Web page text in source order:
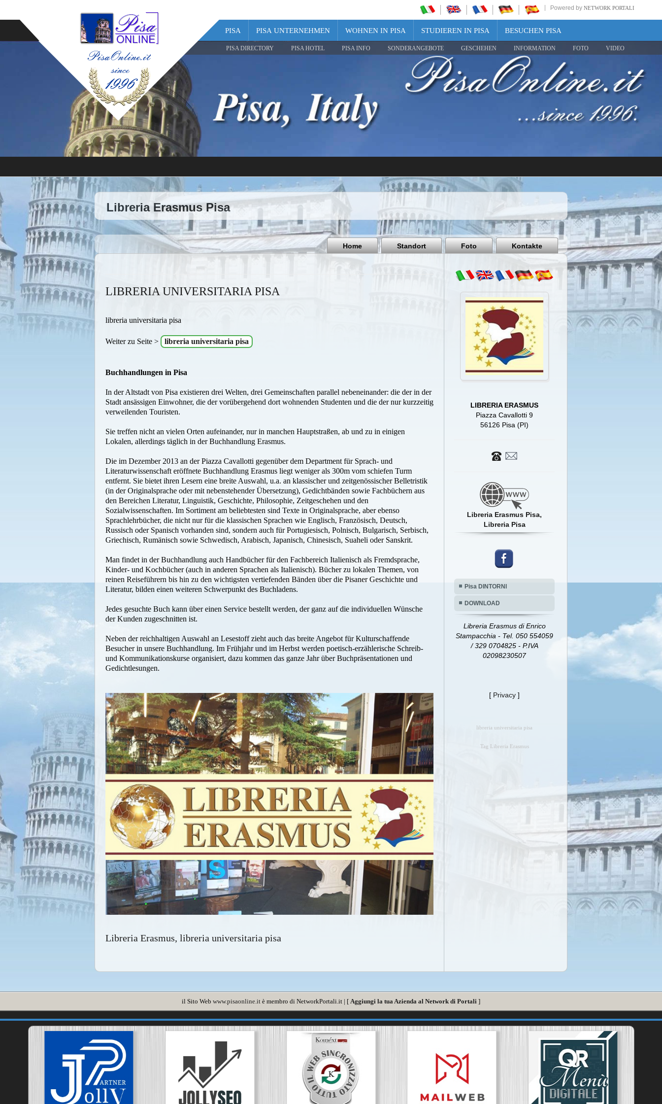
Powered by NETWORK PORTALI
PISA PISA UNTERNEHMEN WOHNEN IN PISA STUDIEREN IN PISA BESUCHEN PISA
PISA DIRECTORY PISA HOTEL PISA INFO SONDERANGEBOTE GESCHEHEN INFORMATION FOTO VIDEO
Share
Pisa
Italy
Libreria Erasmus Pisa
Home Standort Foto Kontakte
LIBRERIA UNIVERSITARIA PISA
libreria universitaria pisa
Weiter zu Seite > libreria universitaria pisa
Buchhandlungen in Pisa
In der Altstadt von Pisa existieren drei Welten, drei Gemeinschaften parallel nebeneinander: die der in der
Stadt ansässigen Einwohner, die der vorübergehend dort wohnenden Studenten und die der nur kurzzeitig
verweilenden Touristen.
Sie treffen nicht an vielen Orten aufeinander, nur in manchen Hauptstraßen, ab und zu in einigen
Lokalen, allerdings täglich in der Buchhandlung Erasmus.
Die im Dezember 2013 an der Piazza Cavallotti gegenüber dem Department für Sprach- und
Literaturwissenschaft eröffnete Buchhandlung Erasmus liegt weniger als 300m vom schiefen Turm
entfernt. Sie bietet ihren Lesern eine breite Auswahl, u.a. an klassischer und zeitgenössischer Belletristik
(in der Originalsprache oder mit nebenstehender Übersetzung), Gedichtbänden sowie Fachbüchern aus
den Bereichen Literatur, Linguistik, Geschichte, Philosophie, Zeitgeschehen und den
Sozialwissenschaften. Im Sortiment am beliebtesten sind Texte in Originalsprache, aber ebenso
Sprachlehrbücher, die nicht nur für die klassischen Sprachen wie Englisch, Französisch, Deutsch,
Russisch oder Spanisch vorhanden sind, sondern auch für Portugiesisch, Polnisch, Bulgarisch, Serbisch,
Griechisch, Rumänisch sowie Schwedisch, Arabisch, Japanisch, Chinesisch, Suaheli oder Sanskrit.
Man findet in der Buchhandlung auch Handbücher für den Fachbereich Italienisch als Fremdsprache,
Kinder- und Kochbücher (auch in anderen Sprachen als Italienisch). Bücher zu lokalen Themen, von
reinen Reiseführern bis hin zu den wichtigsten vertiefenden Bänden über die Pisaner Geschichte und
Literatur, bilden einen weiteren Schwerpunkt des Buchladens.
Jedes gesuchte Buch kann über einen Service bestellt werden, der ganz auf die individuellen Wünsche
der Kunden zugeschnitten ist.
Neben der reichhaltigen Auswahl an Lesestoff zieht auch das breite Angebot für Kulturschaffende
Besucher in unsere Buchhandlung. Im Frühjahr und im Herbst werden poetisch-erzählerische Schreib-
und Kommunikationskurse organisiert, dazu kommen das ganze Jahr über Buchpräsentationen und
Gedichtlesungen.
Libreria Erasmus, libreria universitaria pisa
LIBRERIA ERASMUS
Piazza Cavallotti 9
56126 Pisa (PI)
Libreria Erasmus Pisa,
Libreria Pisa
Pisa DINTORNI
DOWNLOAD
Libreria Erasmus di Enrico
Stampacchia - Tel. 050 554059
/ 329 0704825 - P.IVA
02098230507
[ Privacy ]
libreria universitaria pisa
Tag Libreria Erasmus
il Sito Web www.pisaonline.it è membro di NetworkPortali.it | [ Aggiungi la tua Azienda al Network di Portali ]